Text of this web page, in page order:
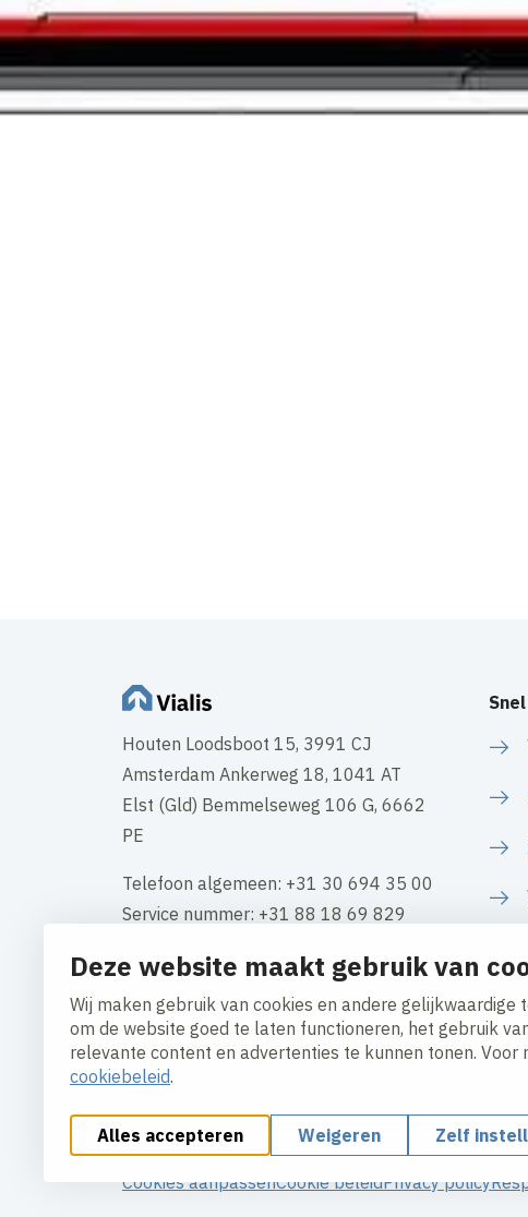
Deze website maakt gebruik van
Wij maken gebruik van cookies en andere gelijkwaardige
om de website goed te laten functioneren, het gebruik
relevante content en advertenties te kunnen tonen. Voor
cookiebeleid.
Alles accepteren Weigeren Zelf
Houten Loodsboot 15, 3991 CJ
Amsterdam Ankerweg 18, 1041 AT
Elst (Gld) Bemmelseweg 106 G, 6662
PE
Telefoon algemeen: +31 30 694 35 00
Service nummer: +31 88 18 69 829
KVK-nummer: 34117661
BTW: NL 808549534B01
Contact
Cookies aanpassenCookie beleidPrivacy policy